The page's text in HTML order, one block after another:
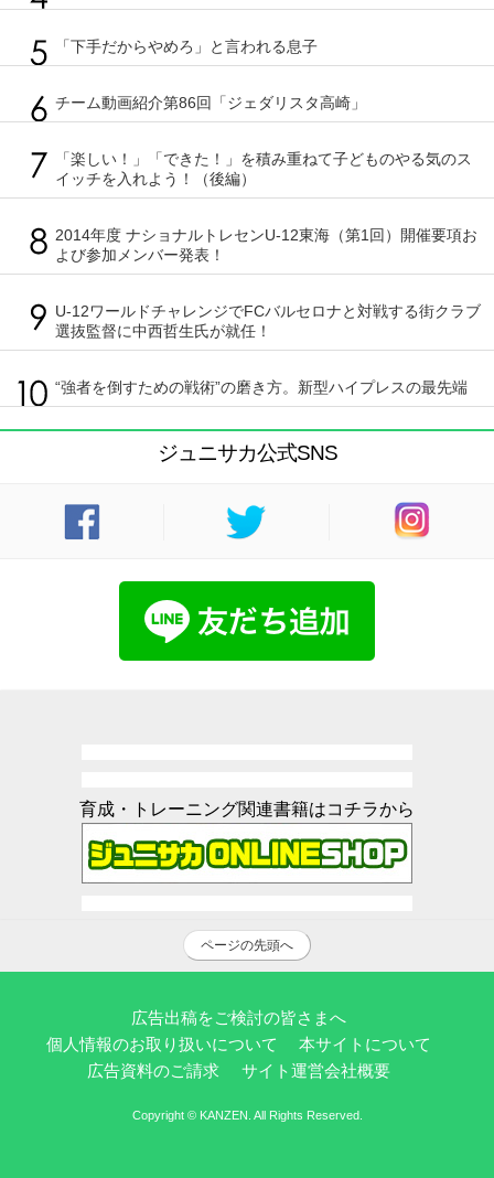
「下手だからやめろ」と言われる息子
チーム動画紹介第86回「ジェダリスタ高崎」
「楽しい！」「できた！」を積み重ねて子どものやる気のス
イッチを入れよう！（後編）
2014年度 ナショナルトレセンU-12東海（第1回）開催要項お
よび参加メンバー発表！
U-12ワールドチャレンジでFCバルセロナと対戦する街クラブ
選抜監督に中西哲生氏が就任！
“強者を倒すための戦術”の磨き方。新型ハイプレスの最先端
ジュニサカ公式SNS
育成・トレーニング関連書籍はコチラから
ページの先頭へ
広告出稿をご検討の皆さまへ
個人情報のお取り扱いについて
本サイトについて
広告資料のご請求
サイト運営会社概要
Copyright © KANZEN. All Rights Reserved.